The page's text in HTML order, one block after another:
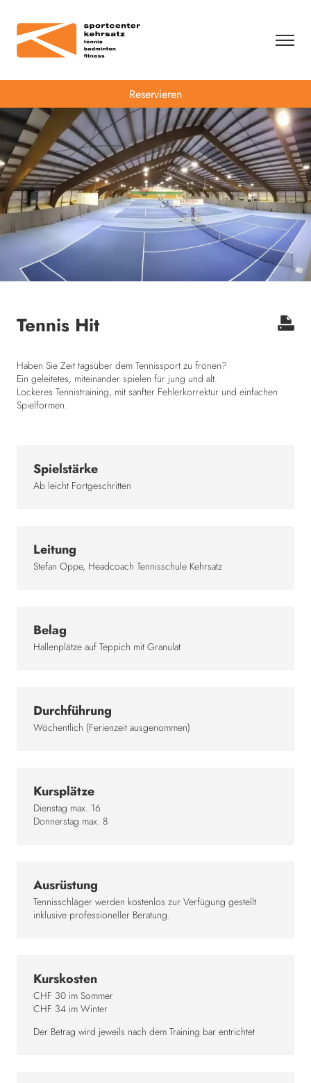
Reservieren
Tennis Hit
Haben Sie Zeit tagsüber dem Tennissport zu frönen?
Ein geleitetes, miteinander spielen für jung und alt.
Lockeres Tennistraining, mit sanfter Fehlerkorrektur und einfachen
Spielformen.
Spielstärke
Ab leicht Fortgeschritten
Leitung
Stefan Oppe, Headcoach Tennisschule Kehrsatz
Belag
Hallenplätze auf Teppich mit Granulat
Durchführung
Wöchentlich (Ferienzeit ausgenommen)
Kursplätze
Dienstag max. 16
Donnerstag max. 8
Ausrüstung
Tennisschläger werden kostenlos zur Verfügung gestellt
inklusive professioneller Beratung.
Kurskosten
CHF 30 im Sommer
CHF 34 im Winter
Der Betrag wird jeweils nach dem Training bar entrichtet